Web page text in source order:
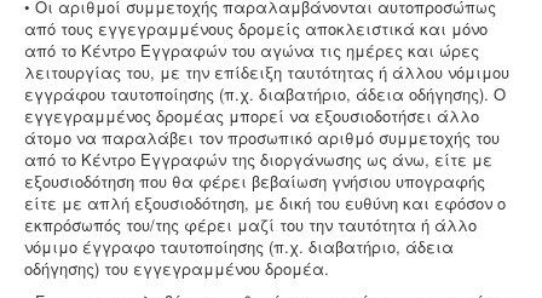
• Οι αριθμοί συμμετοχής παραλαμβάνονται αυτοπροσώπως
από τους εγγεγραμμένους δρομείς αποκλειστικά και μόνο
από το Κέντρο Εγγραφών του αγώνα τις ημέρες και ώρες
λειτουργίας του, με την επίδειξη ταυτότητας ή άλλου νόμιμου
εγγράφου ταυτοποίησης (π.χ. διαβατήριο, άδεια οδήγησης). Ο
εγγεγραμμένος δρομέας μπορεί να εξουσιοδοτήσει άλλο
άτομο να παραλάβει τον προσωπικό αριθμό συμμετοχής του
από το Κέντρο Εγγραφών της διοργάνωσης ως άνω, είτε με
εξουσιοδότηση που θα φέρει βεβαίωση γνήσιου υπογραφής
είτε με απλή εξουσιοδότηση, με δική του ευθύνη και εφόσον ο
εκπρόσωπός του/της φέρει μαζί του την ταυτότητα ή άλλο
νόμιμο έγγραφο ταυτοποίησης (π.χ. διαβατήριο, άδεια
οδήγησης) του εγγεγραμμένου δρομέα.